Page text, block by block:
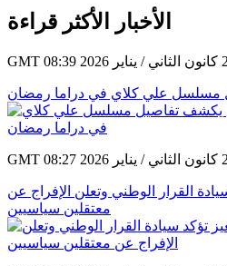
الأخبار الأكثر قراءة
مسلسل علي كلاي في دراما رمضان
القرار الوطني وتعلن الإفراج عن
معتقلين سياسيين